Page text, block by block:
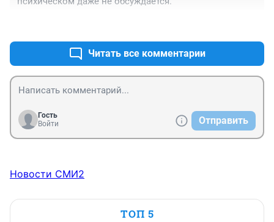
Читать все комментарии
Гость
Войти
Отправить
Новости СМИ2
ТОП 5